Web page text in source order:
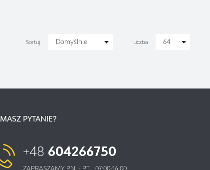
Sortuj Domyślnie Liczba 64
MASZ PYTANIE?
+48 604266750
ZAPRASZAMY PN. - PT. : 07:00-16:00